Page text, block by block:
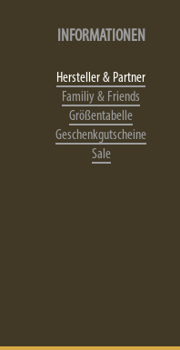
INFORMATIONEN
Hersteller & Partner
Familiy & Friends
Größentabelle
Geschenkgutscheine
Sale